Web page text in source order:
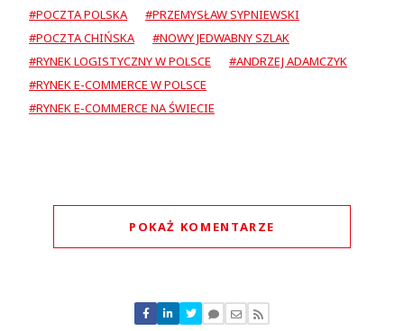
#POCZTA POLSKA
#PRZEMYSŁAW SYPNIEWSKI
#POCZTA CHIŃSKA
#NOWY JEDWABNY SZLAK
#RYNEK LOGISTYCZNY W POLSCE
#ANDRZEJ ADAMCZYK
#RYNEK E-COMMERCE W POLSCE
#RYNEK E-COMMERCE NA ŚWIECIE
POKAŻ KOMENTARZE